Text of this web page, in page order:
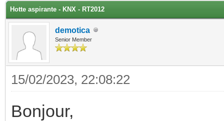
Hotte aspirante - KNX - RT2012
demotica
Senior Member
15/02/2023, 22:08:22
Bonjour,